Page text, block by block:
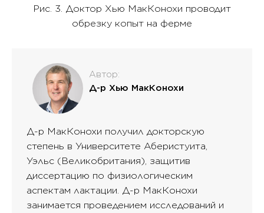
Рис. 3. Доктор Хью МакКонохи проводит
обрезку копыт на ферме
Автор:
Д-р Хью МакКонохи
Д-р МакКонохи получил докторскую
степень в Университете Аберистуита,
Уэльс (Великобритания), защитив
диссертацию по физиологическим
аспектам лактации. Д-р МакКонохи
занимается проведением исследований и